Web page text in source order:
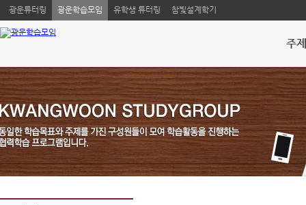
광운튜터링 광운학습모임 유학생 튜터링 참빛설계학기
주